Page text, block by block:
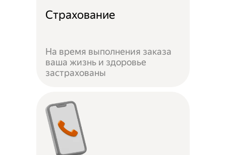
Страхование
На время выполнения заказа
ваша жизнь и здоровье
застрахованы